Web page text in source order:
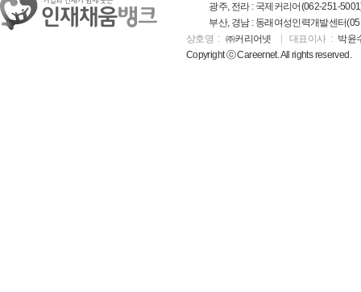
광주, 전라 : 국제커리어(062-251-
부산, 경남 : 동래여성인력개발센터
상호명
㈜커리어넷 대표이사
박윤
Copyright ⓒ Careernet. All rights reserved.